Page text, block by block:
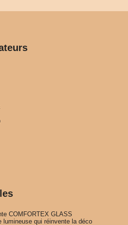
COMFORTEX GLASS
lumineuse qui réinvente la déco